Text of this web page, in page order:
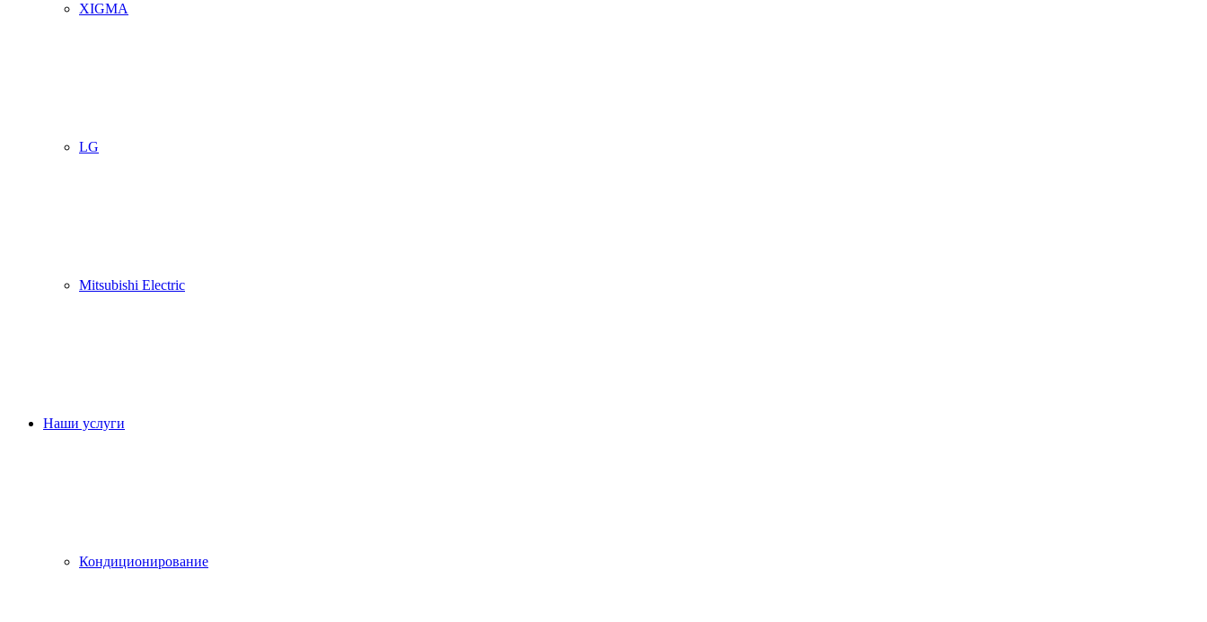
XIGMA
LG
Mitsubishi Electric
Наши услуги
Кондиционирование